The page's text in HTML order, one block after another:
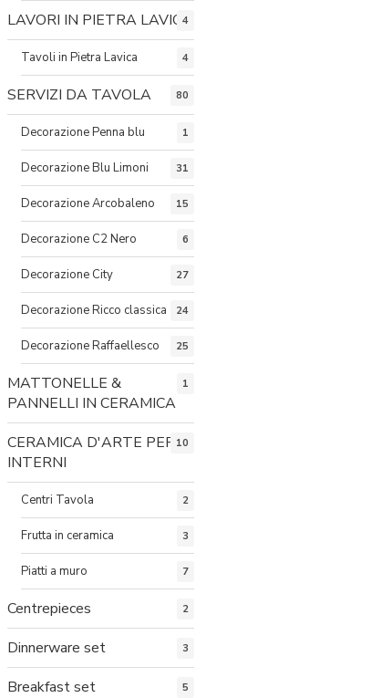
LAVORI IN PIETRA LAVICA
4
Tavoli in Pietra Lavica 4
SERVIZI DA TAVOLA 80
Decorazione Penna blu 1
Decorazione Blu Limoni 31
Decorazione Arcobaleno 15
Decorazione C2 Nero 6
Decorazione City 27
Decorazione Ricco classica 24
Decorazione Raffaellesco 25
MATTONELLE &
PANNELLI IN CERAMICA
1
CERAMICA D'ARTE PER
INTERNI
10
Centri Tavola 2
Frutta in ceramica 3
Piatti a muro 7
Centrepieces 2
Dinnerware set 3
Breakfast set 5